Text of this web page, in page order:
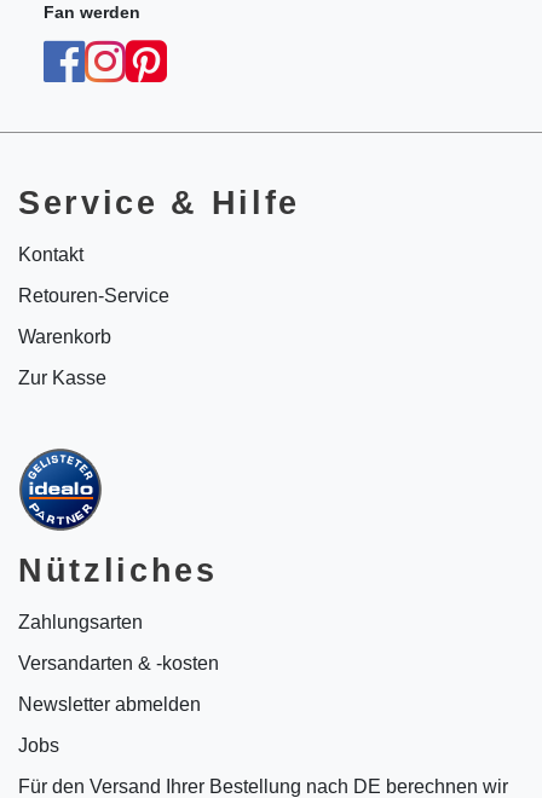
Fan werden
Service & Hilfe
Kontakt
Retouren-Service
Warenkorb
Zur Kasse
Nützliches
Zahlungsarten
Versandarten & -kosten
Newsletter abmelden
Jobs
Für den Versand Ihrer Bestellung nach DE berechnen wir